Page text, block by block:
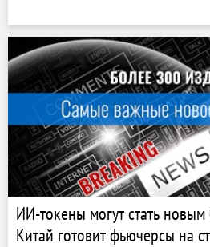
ИИ-токены могут стать
Китай готовит фьючерсы на